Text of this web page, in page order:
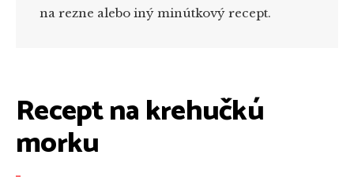
na rezne alebo iný minútkový recept.
Recept na krehučkú
morku